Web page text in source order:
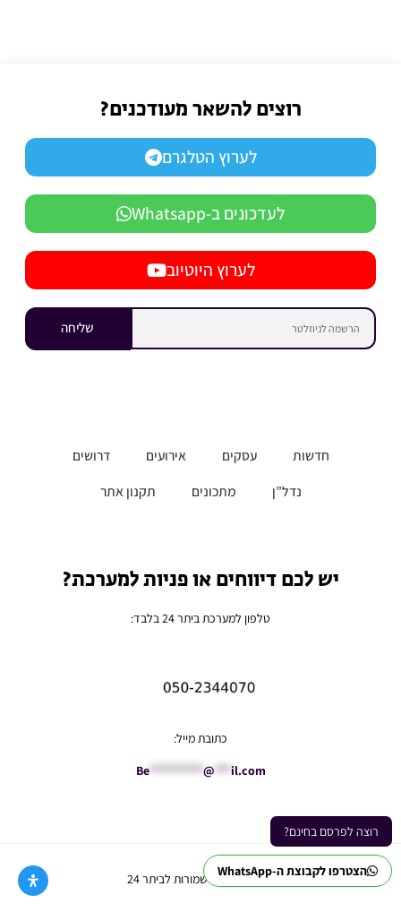
הצטרפו לקבוצת ה-WhatsApp
רוצה לפרסם בחינם?
רוצים להשאר מעודכנים?
לערוץ הטלגרם
לעדכונים ב-Whatsapp
לערוץ היוטיוב
שליחה
חדשות עסקים אירועים
דרושים
נדל”ן
מתכונים תקנון אתר
יש לכם דיווחים או פניות למערכת?
טלפון למערכת ביתר 24 בלבד:
כתובת מייל:
Be********** @ il.com
Ⓒ כל הזכויות שמורות לביתר 24